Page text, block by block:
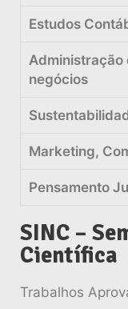
Estudos
Administração
negócios
Marketing,
Pensamento
SINC –
Científica
Trabalhos